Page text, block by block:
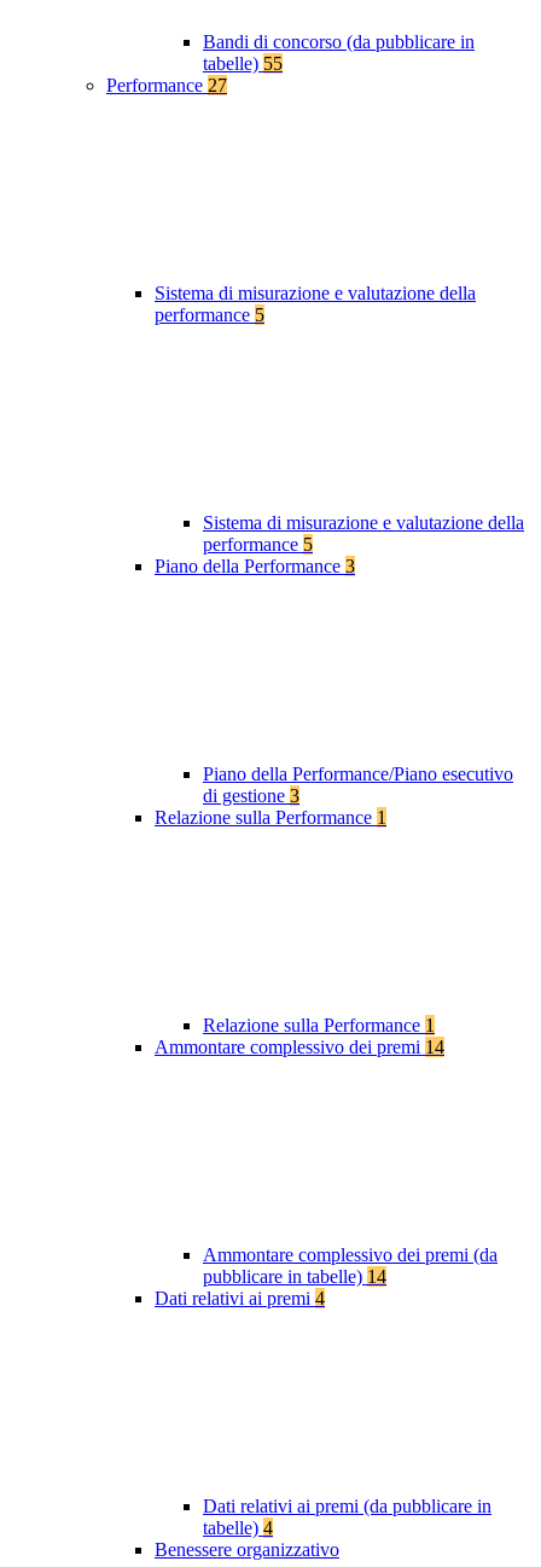
Bandi di concorso (da pubblicare in
tabelle) 55
Performance 27
Sistema di misurazione e valutazione della
performance 5
Sistema di misurazione e valutazione della
performance 5
Piano della Performance 3
Piano della Performance/Piano esecutivo
di gestione 3
Relazione sulla Performance 1
Relazione sulla Performance 1
Ammontare complessivo dei premi 14
Ammontare complessivo dei premi (da
pubblicare in tabelle) 14
Dati relativi ai premi 4
Dati relativi ai premi (da pubblicare in
tabelle) 4
Benessere organizzativo